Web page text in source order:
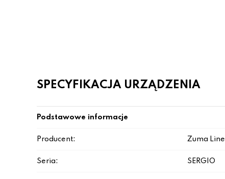
SPECYFIKACJA URZĄDZENIA
Podstawowe informacje
Producent: Zuma Line
Seria: SERGIO